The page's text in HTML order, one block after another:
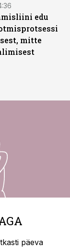
edu
mitte
päeva